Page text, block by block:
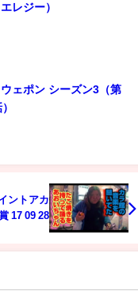
レジー）
ェポン シーズン3（第
ントアカ
デミー大賞 17 09 28